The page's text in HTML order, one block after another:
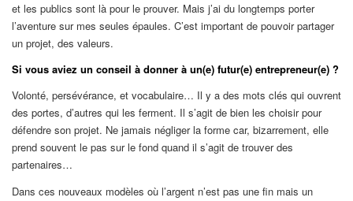
et les publics sont là pour le prouver. Mais j’ai du longtemps porter
l’aventure sur mes seules épaules. C’est important de pouvoir partager
un projet, des valeurs.
Si vous aviez un conseil à donner à un(e) futur(e) entrepreneur(e) ?
Volonté, persévérance, et vocabulaire… Il y a des mots clés qui ouvrent
des portes, d’autres qui les ferment. Il s’agit de bien les choisir pour
défendre son projet. Ne jamais négliger la forme car, bizarrement, elle
prend souvent le pas sur le fond quand il s’agit de trouver des
partenaires…
Dans ces nouveaux modèles où l’argent n’est pas une fin mais un